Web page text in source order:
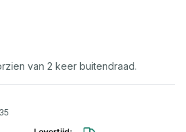
van 2 keer buitendraad.